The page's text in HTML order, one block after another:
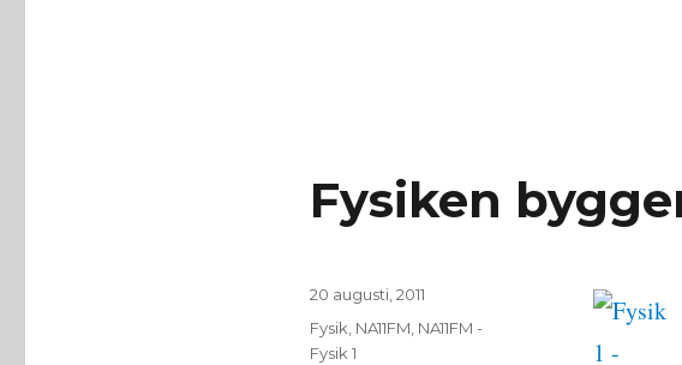
Fysiken
Publicerat
den
20 augusti, 2011
Kategorier
Fysik NA11FM NA11FM -
Fysik 1